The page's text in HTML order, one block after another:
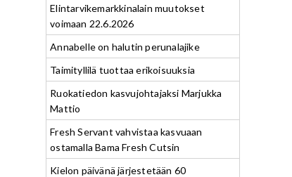
Elintarvikemarkkinalain muutokset
voimaan 22.6.2026
Annabelle on halutin perunalajike
Taimityllilä tuottaa erikoisuuksia
Ruokatiedon kasvujohtajaksi Marjukka
Mattio
Fresh Servant vahvistaa kasvuaan
ostamalla Bama Fresh Cutsin
Kielon päivänä järjestetään 60